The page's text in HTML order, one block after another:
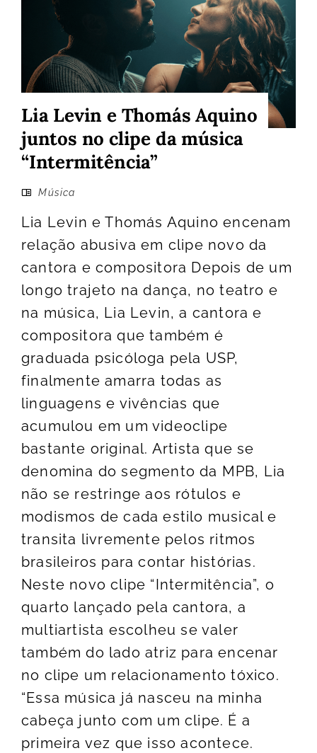
Lia Levin e Thomás Aquino
juntos no clipe da música
“Intermitência”
Música
Lia Levin e Thomás Aquino encenam
relação abusiva em clipe novo da
cantora e compositora Depois de um
longo trajeto na dança, no teatro e
na música, Lia Levin, a cantora e
compositora que também é
graduada psicóloga pela USP,
finalmente amarra todas as
linguagens e vivências que
acumulou em um videoclipe
bastante original. Artista que se
denomina do segmento da MPB, Lia
não se restringe aos rótulos e
modismos de cada estilo musical e
transita livremente pelos ritmos
brasileiros para contar histórias.
Neste novo clipe “Intermitência”, o
quarto lançado pela cantora, a
multiartista escolheu se valer
também do lado atriz para encenar
no clipe um relacionamento tóxico.
“Essa música já nasceu na minha
cabeça junto com um clipe. É a
primeira vez que isso acontece.